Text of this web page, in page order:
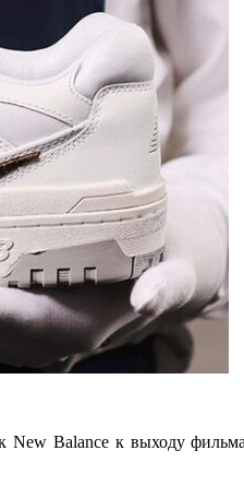
Balance к выходу